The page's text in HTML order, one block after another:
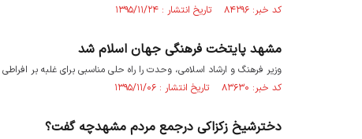
کد خبر: ۸۴۲۹۶ تاریخ انتشار : ۱۳۹۵/۱۱/۲۴
مشهد پایتخت فرهنگی جهان اسلام شد
وزیر فرهنگ و ارشاد اسلامی، وحدت را راه حلی مناسبی برای غلبه بر
کد خبر: ۸۳۶۳۰ تاریخ انتشار : ۱۳۹۵/۱۱/۰۶
دخترشیخ زکزاکی درجمع مردم مشهدچه گفت؟